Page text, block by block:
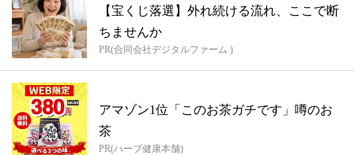
【宝くじ落選】外れ続ける流れ、ここで断
ちませんか
PR(合同会社デジタルファーム )
アマゾン1位「このお茶ガチです」噂のお
茶
PR(ハーブ健康本舗)